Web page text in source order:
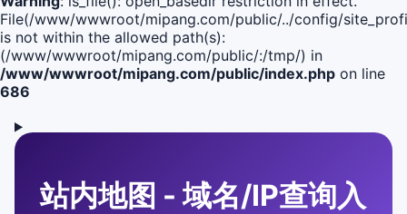
File(/www/wwwroot/mipang.com/public/../config/
is not within the allowed path(s):
(/www/wwwroot/mipang.com/public/:/tmp/) in
/www/wwwroot/mipang.com/public/index.php on line
686
站内地图 - 域名/IP查询入